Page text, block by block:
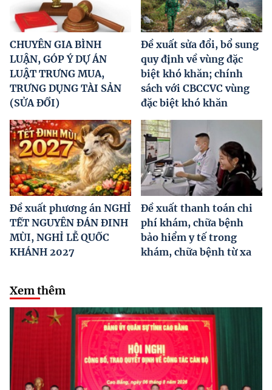
CHUYÊN GIA BÌNH
LUẬN, GÓP Ý DỰ ÁN
LUẬT TRƯNG MUA,
TRƯNG DỤNG TÀI SẢN
(SỬA ĐỔI)
Đề xuất sửa đổi, bổ sung
quy định về vùng đặc
biệt khó khăn; chính
sách với CBCCVC vùng
đặc biệt khó khăn
Đề xuất phương án NGHỈ
TẾT NGUYÊN ĐÁN ĐINH
MÙI, NGHỈ LỄ QUỐC
KHÁNH 2027
Đề xuất thanh toán chi
phí khám, chữa bệnh
bảo hiểm y tế trong
khám, chữa bệnh từ xa
Xem thêm